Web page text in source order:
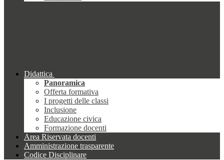
Didattica
Panoramica
Offerta formativa
I progetti delle classi
Inclusione
Educazione civica
Formazione docenti
Area Riservata docenti
Amministrazione trasparente
Codice Disciplinare